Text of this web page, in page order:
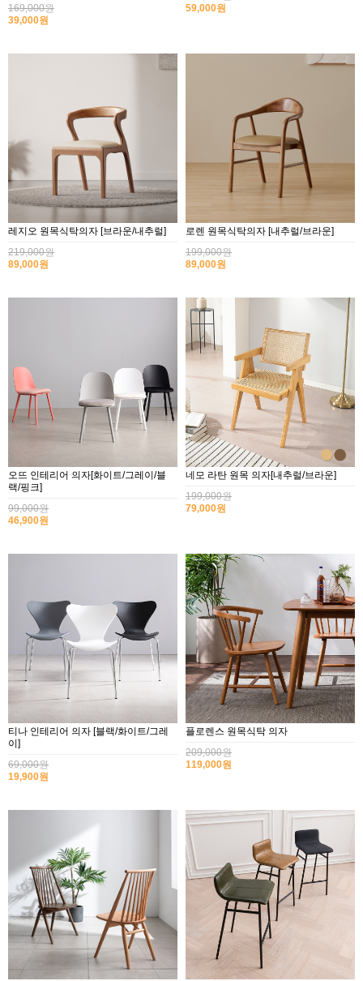
169,000원
39,000원
59,000원
레지오 원목식탁의자 [브라운/내추럴]
219,000원
89,000원
로렌 원목식탁의자 [내추럴/브라운]
199,000원
89,000원
오뜨 인테리어 의자[화이트/그레이/블
랙/핑크]
99,000원
46,900원
네모 라탄 원목 의자[내추럴/브라운]
199,000원
79,000원
티나 인테리어 의자 [블랙/화이트/그레
이]
69,000원
19,900원
플로렌스 원목식탁 의자
209,000원
119,000원